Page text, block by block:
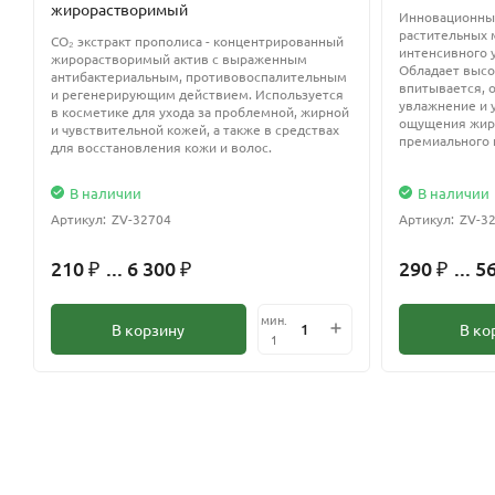
жирорастворимый
CO₂ экстракт прополиса - концентрированный
жирорастворимый актив с выраженным
антибактериальным, противовоспалительным
и регенерирующим действием. Используется
в косметике для ухода за проблемной, жирной
и чувствительной кожей, а также в средствах
для восстановления кожи и волос.
В наличии
Артикул: ZV-32704
210 ₽ ... 6 300 ₽
В корзину
мин.
1
растительных
интенсивного
Обладает
впитывается,
увлажнение и
ощущения
премиального
В наличии
Артикул: ZV-
290 ₽ ...
В